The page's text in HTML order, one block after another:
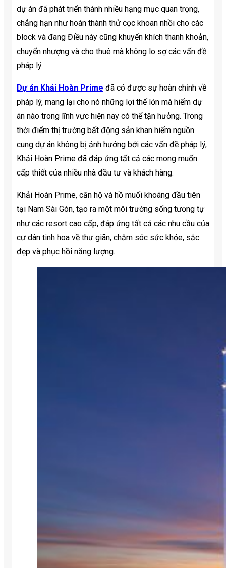
dự án đã phát triển thành nhiều hạng mục quan trọng,
chẳng hạn như hoàn thành thử cọc khoan nhồi cho các
block và đang Điều này cũng khuyến khích thanh khoản,
chuyển nhượng và cho thuê mà không lo sợ các vấn đề
pháp lý.
Dự án Khải Hoàn Prime đã có được sự hoàn chỉnh về
pháp lý, mang lại cho nó những lợi thế lớn mà hiếm dự
án nào trong lĩnh vực hiện nay có thể tận hưởng. Trong
thời điểm thị trường bất động sản khan hiếm nguồn
cung dự án không bị ảnh hưởng bởi các vấn đề pháp lý,
Khải Hoàn Prime đã đáp ứng tất cả các mong muốn
cấp thiết của nhiều nhà đầu tư và khách hàng.
Khải Hoàn Prime, căn hộ và hồ muối khoáng đầu tiên
tại Nam Sài Gòn, tạo ra một môi trường sống tương tự
như các resort cao cấp, đáp ứng tất cả các nhu cầu của
cư dân tinh hoa về thư giãn, chăm sóc sức khỏe, sắc
đẹp và phục hồi năng lượng.